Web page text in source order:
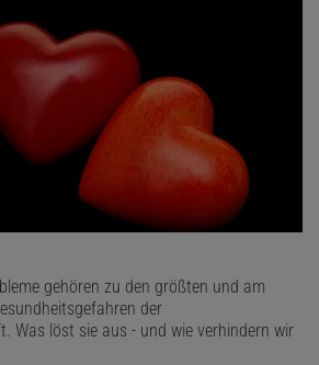
gehören zu den größten und am
der
Was löst sie aus - und wie verhindern wir